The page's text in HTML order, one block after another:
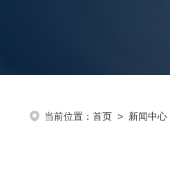
当前位置： 首页 > 新闻中心